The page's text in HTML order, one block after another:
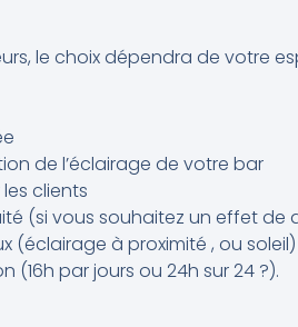
le choix dépendra de votre
de l’éclairage de votre bar
clients
(si vous souhaitez un effet de
(éclairage à proximité , ou soleil)
(16h par jours ou 24h sur 24 ?).